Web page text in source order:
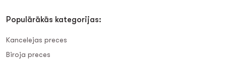
Populārākās kategorijas:
Kancelejas preces
Biroja preces